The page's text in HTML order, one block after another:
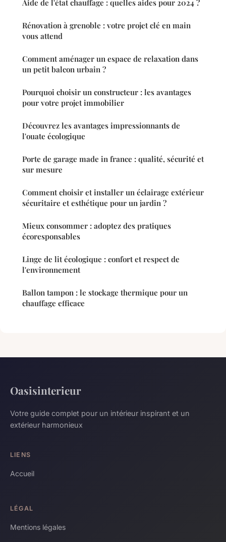
Aide de l'état chauffage : quelles aides pour 2024 ?
Rénovation à grenoble : votre projet clé en main
vous attend
Comment aménager un espace de relaxation dans
un petit balcon urbain ?
Pourquoi choisir un constructeur : les avantages
pour votre projet immobilier
Découvrez les avantages impressionnants de
l'ouate écologique
Porte de garage made in france : qualité, sécurité et
sur mesure
Comment choisir et installer un éclairage extérieur
sécuritaire et esthétique pour un jardin ?
Mieux consommer : adoptez des pratiques
écoresponsables
Linge de lit écologique : confort et respect de
l'environnement
Ballon tampon : le stockage thermique pour un
chauffage efficace
Oasisinterieur
Votre guide complet pour un intérieur inspirant et un
extérieur harmonieux
LIENS
Accueil
LÉGAL
Mentions légales